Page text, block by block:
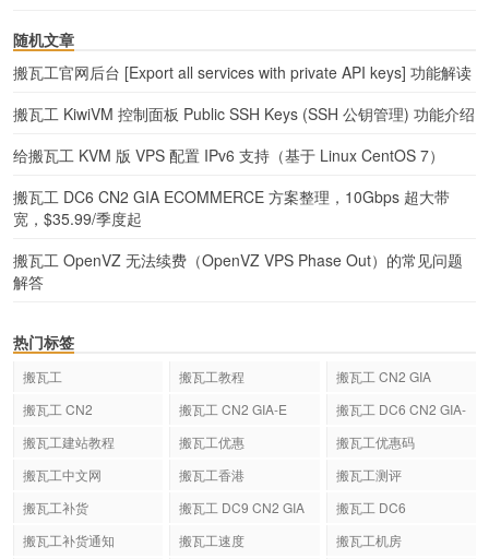
随机文章
搬瓦工官网后台 [Export all services with private API keys] 功能解读
搬瓦工 KiwiVM 控制面板 Public SSH Keys (SSH 公钥管理) 功能介绍
给搬瓦工 KVM 版 VPS 配置 IPv6 支持（基于 Linux CentOS 7）
搬瓦工 DC6 CN2 GIA ECOMMERCE 方案整理，10Gbps 超大带
宽，$35.99/季度起
搬瓦工 OpenVZ 无法续费（OpenVZ VPS Phase Out）的常见问题
解答
热门标签
搬瓦工 搬瓦工教程
搬瓦工 CN2 GIA
搬瓦工 CN2
搬瓦工 CN2 GIA-E
搬瓦工 DC6 CN2 GIA-
搬瓦工建站教程 搬瓦工优惠
搬瓦工优惠码
搬瓦工中文网
搬瓦工香港
搬瓦工测评
搬瓦工补货
搬瓦工 DC9 CN2 GIA
搬瓦工 DC6
搬瓦工补货通知
搬瓦工速度 搬瓦工机房